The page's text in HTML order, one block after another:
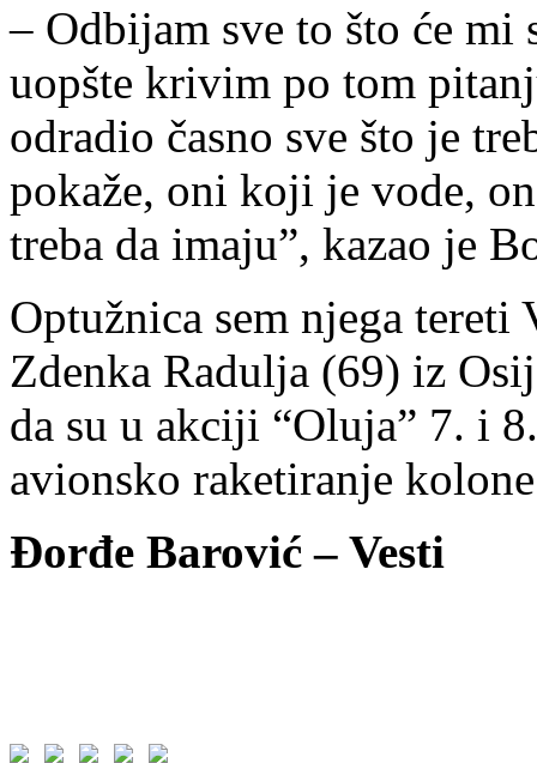
– Odbijam sve to što će mi
uopšte krivim po tom
odradio časno sve što je
pokaže, oni koji je vode,
treba da imaju”, kazao je
Optužnica sem njega
Zdenka Radulja (69) iz
da su u akciji “Oluja” 7. i
avionsko raketiranje
Đorđe Barović – Vesti